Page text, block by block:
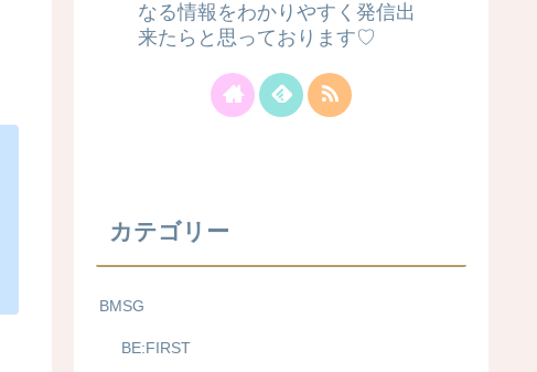
なる情報をわかりやすく発信出
来たらと思っております♡
カテゴリー
BMSG
BE:FIRST